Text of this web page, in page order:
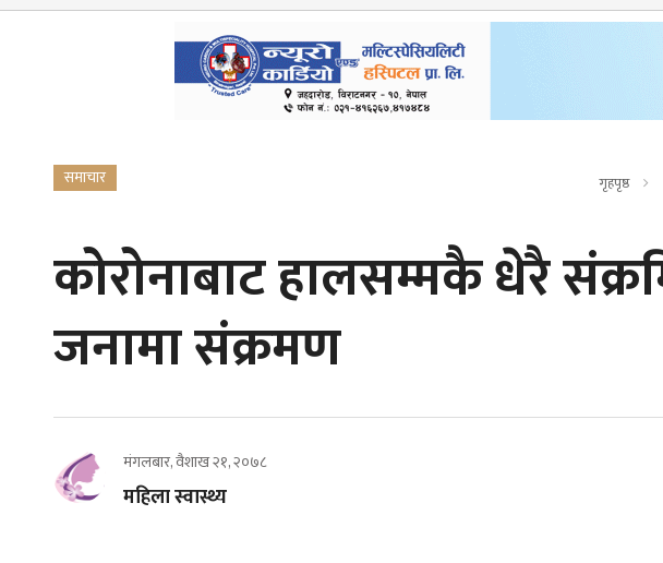
समाचार गृहपृष्ठ
कोरोनाबाट हालसम्मकै धेरै
जनामा संक्रमण
मंगलबार, वैशाख २१, २०७८
महिला स्वास्थ्य